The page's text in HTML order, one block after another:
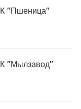
"Пшеница"
"Мылзавод"